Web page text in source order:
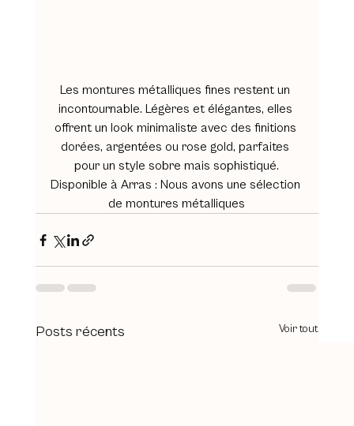
Les montures métalliques fines restent un
incontournable. Légères et élégantes, elles
offrent un look minimaliste avec des finitions
dorées, argentées ou rose gold, parfaites
pour un style sobre mais sophistiqué.
Disponible à Arras : Nous avons une sélection
de montures métalliques
Posts récents Voir tout